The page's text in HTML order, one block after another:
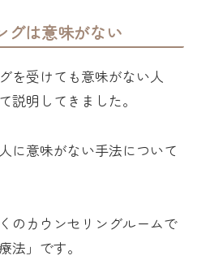
グは意味がない
を受けても意味がない人
説明してきました。
に意味がない手法について
のカウンセリングルームで
法」です。